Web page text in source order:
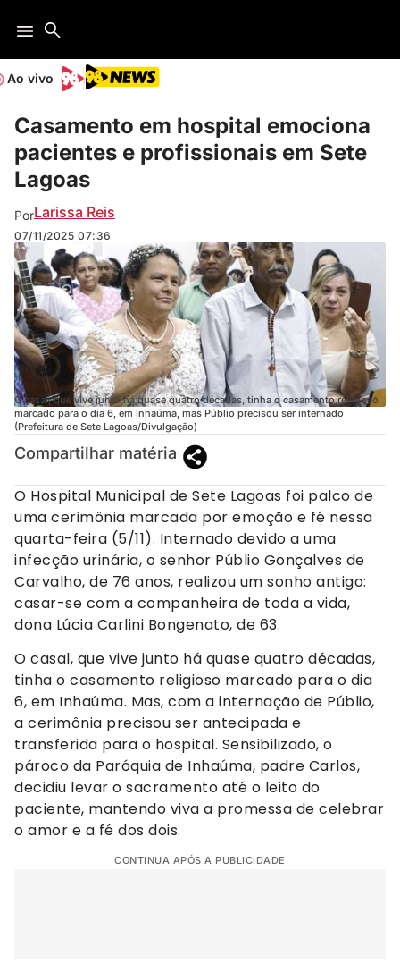
Ao vivo
Casamento em hospital emociona
pacientes e profissionais em Sete
Lagoas
PorLarissa Reis
07/11/2025 07:36
O casal, que vive junto há quase quatro décadas, tinha o casamento religioso
marcado para o dia 6, em Inhaúma, mas Públio precisou ser internado
(Prefeitura de Sete Lagoas/Divulgação)
Compartilhar matéria
O Hospital Municipal de Sete Lagoas foi palco de
uma cerimônia marcada por emoção e fé nessa
quarta-feira (5/11). Internado devido a uma
infecção urinária, o senhor Públio Gonçalves de
Carvalho, de 76 anos, realizou um sonho antigo:
casar-se com a companheira de toda a vida,
dona Lúcia Carlini Bongenato, de 63.
O casal, que vive junto há quase quatro décadas,
tinha o casamento religioso marcado para o dia
6, em Inhaúma. Mas, com a internação de Públio,
a cerimônia precisou ser antecipada e
transferida para o hospital. Sensibilizado, o
pároco da Paróquia de Inhaúma, padre Carlos,
decidiu levar o sacramento até o leito do
paciente, mantendo viva a promessa de celebrar
o amor e a fé dos dois.
CONTINUA APÓS A PUBLICIDADE